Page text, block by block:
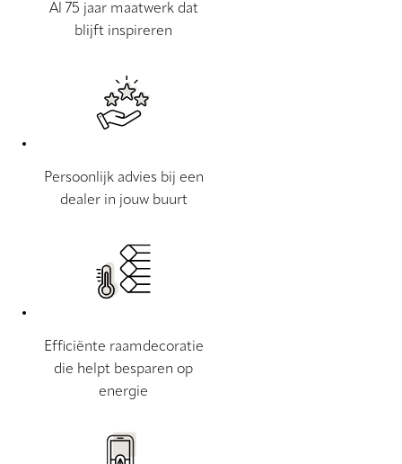
Al 75 jaar maatwerk dat
blijft inspireren
Persoonlijk advies bij een
dealer in jouw buurt
Efficiënte raamdecoratie
die helpt besparen op
energie